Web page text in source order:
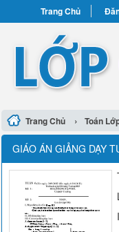
Trang Chủ
Trang Chủ › Toán
GIÁO ÁN GIẢNG DẠY